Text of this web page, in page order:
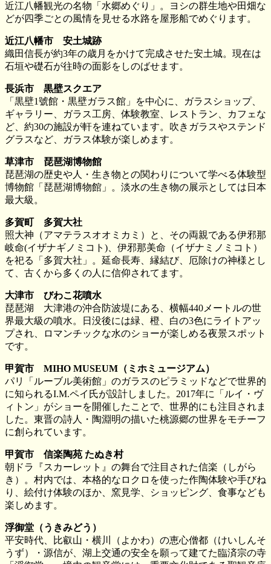
近江八幡観光の名物「水郷めぐり」。ヨシの群生地や田畑な
どが四季ごとの風情を見せる水路を屋形船でめぐります。
近江八幡市 安土城跡
織田信長が約3年の歳月をかけて完成させた安土城。現在は
石垣や礎石が往時の面影をしのばせます。
長浜市 黒壁スクエア
「黒壁1號館・黒壁ガラス館」を中心に、ガラスショップ、
ギャラリー、ガラス工房、体験教室、レストラン、カフェな
ど、約30の施設が軒を連ねています。吹きガラスやステンド
グラスなど、ガラス体験が楽しめます。
草津市 琵琶湖博物館
琵琶湖の歴史や人・生き物との関わりについて学べる体験型
博物館「琵琶湖博物館」。淡水の生き物の展示としては日本
最大級。
多賀町 多賀大社
照大神（アマテラスオオミカミ）と、その両親である伊邪那
岐命(イザナギノミコト)、伊邪那美命（イザナミノミコト）
を祀る「多賀大社」。延命長寿、縁結び、厄除けの神様とし
て、古くから多くの人に信仰されてます。
大津市 びわこ花噴水
琵琶湖 大津港の沖合防波堤にある、横幅440メートルの世
界最大級の噴水。日没後には緑、橙、白の3色にライトアッ
プされ、ロマンチックな水のショーが楽しめる夜景スポット
です。
甲賀市 MIHO MUSEUM（ミホミュージアム）
パリ「ルーブル美術館」のガラスのピラミッドなどで世界的
に知られるI.M.ペイ氏が設計しました。2017年に「ルイ・ヴ
ィトン」がショーを開催したことで、世界的にも注目されま
した。東晋の詩人・陶淵明の描いた桃源郷の世界をモチーフ
に創られています。
甲賀市 信楽陶苑 たぬき村
朝ドラ『スカーレット』の舞台で注目された信楽（しがら
き）。村内では、本格的なロクロを使った作陶体験や手びね
り、絵付け体験のほか、窯見学、ショッピング、食事なども
楽しめます。
浮御堂（うきみどう）
平安時代、比叡山・横川（よかわ）の恵心僧都（けいしんそ
うず）・源信が、湖上交通の安全を願って建てた臨済宗の寺